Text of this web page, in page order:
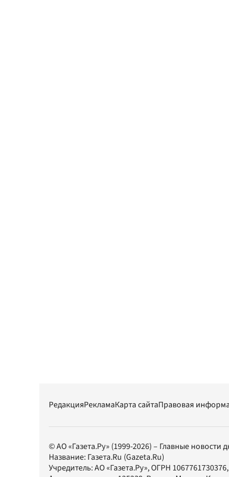
РедакцияРекламаКарта сайтаПравовая
© АО «Газета.Ру» (1999-2026) – Главные новости
Название: Газета.Ru (Gazeta.Ru)
Учредитель:АО «Газета.Ру», ОГРН